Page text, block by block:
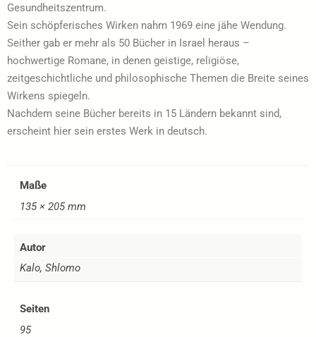
Gesundheitszentrum.
Sein schöpferisches Wirken nahm 1969 eine jähe Wendung.
Seither gab er mehr als 50 Bücher in Israel heraus –
hochwertige Romane, in denen geistige, religiöse,
zeitgeschichtliche und philosophische Themen die Breite seines
Wirkens spiegeln.
Nachdem seine Bücher bereits in 15 Ländern bekannt sind,
erscheint hier sein erstes Werk in deutsch.
Maße
135 × 205 mm
Autor
Kalo, Shlomo
Seiten
95